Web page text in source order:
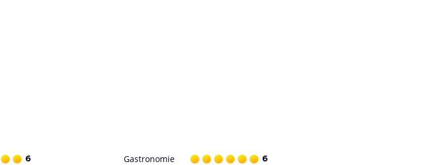
6 Gastronomie 6